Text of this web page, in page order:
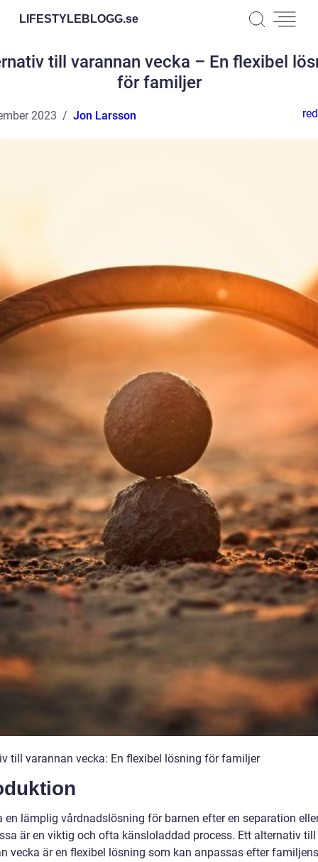
LIFESTYLEBLOGG.se
till varannan vecka – En flexibel
för familjer
2023 Jon Larsson
till varannan vecka: En flexibel lösning för familjer
en lämplig vårdnadslösning för barnen efter en separation
är en viktig och ofta känsloladdad process. Ett alternativ till
vecka är en flexibel lösning som kan anpassas efter